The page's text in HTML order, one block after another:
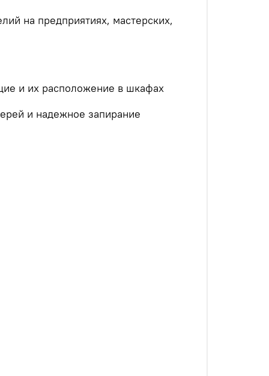
на предприятиях, мастерских,
и их расположение в шкафах
и надежное запирание